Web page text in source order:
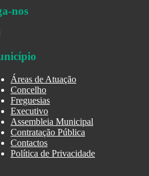
nos
Áreas de Atuação
Concelho
Freguesias
Executivo
Assembleia Municipal
Contratação Pública
Contactos
Política de Privacidade